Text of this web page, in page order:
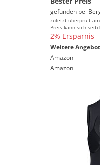
gefunden bei
zuletzt überprüft
Preis kann sich
2% Ersparnis
Weitere
Amazon
Amazon